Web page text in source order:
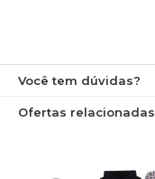
Você tem dúvidas?
Ofertas relacionadas